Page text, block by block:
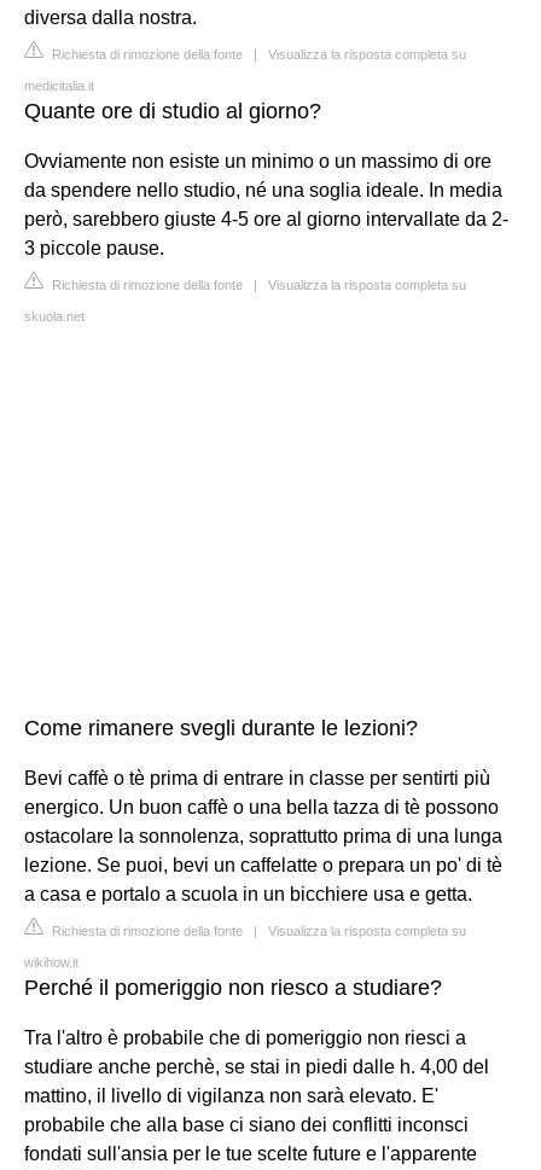
diversa dalla nostra.
Richiesta di rimozione della fonte | Visualizza la risposta completa su
medicitalia.it
Quante ore di studio al giorno?
Ovviamente non esiste un minimo o un massimo di ore
da spendere nello studio, né una soglia ideale. In media
però, sarebbero giuste 4-5 ore al giorno intervallate da 2-
3 piccole pause.
Richiesta di rimozione della fonte | Visualizza la risposta completa su
skuola.net
Come rimanere svegli durante le lezioni?
Bevi caffè o tè prima di entrare in classe per sentirti più
energico. Un buon caffè o una bella tazza di tè possono
ostacolare la sonnolenza, soprattutto prima di una lunga
lezione. Se puoi, bevi un caffelatte o prepara un po' di tè
a casa e portalo a scuola in un bicchiere usa e getta.
Richiesta di rimozione della fonte | Visualizza la risposta completa su
wikihow.it
Perché il pomeriggio non riesco a studiare?
Tra l'altro è probabile che di pomeriggio non riesci a
studiare anche perchè, se stai in piedi dalle h. 4,00 del
mattino, il livello di vigilanza non sarà elevato. E'
probabile che alla base ci siano dei conflitti inconsci
fondati sull'ansia per le tue scelte future e l'apparente